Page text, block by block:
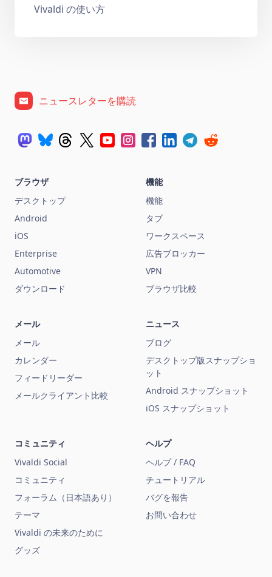
Vivaldi の使い方
ニュースレターを購読
ブラウザ
デスクトップ
Android
iOS
Enterprise
Automotive
ダウンロード
機能
機能
タブ
ワークスペース
広告ブロッカー
VPN
ブラウザ比較
メール
メール
カレンダー
フィードリーダー
メールクライアント比較
ニュース
ブログ
デスクトップ版スナップショ
ット
Android スナップショット
iOS スナップショット
コミュニティ
Vivaldi Social
コミュニティ
フォーラム（日本語あり）
テーマ
Vivaldi の未来のために
グッズ
ヘルプ
ヘルプ / FAQ
チュートリアル
バグを報告
お問い合わせ